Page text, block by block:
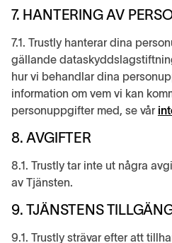
7. HANTERING AV
7.1. Trustly hanterar dina
gällande
hur vi behandlar dina
information om vem vi kan
personuppgifter med, se vår
8. AVGIFTER
8.1. Trustly tar inte ut några
av Tjänsten.
9. TJÄNSTENS
9.1. Trustly strävar efter att